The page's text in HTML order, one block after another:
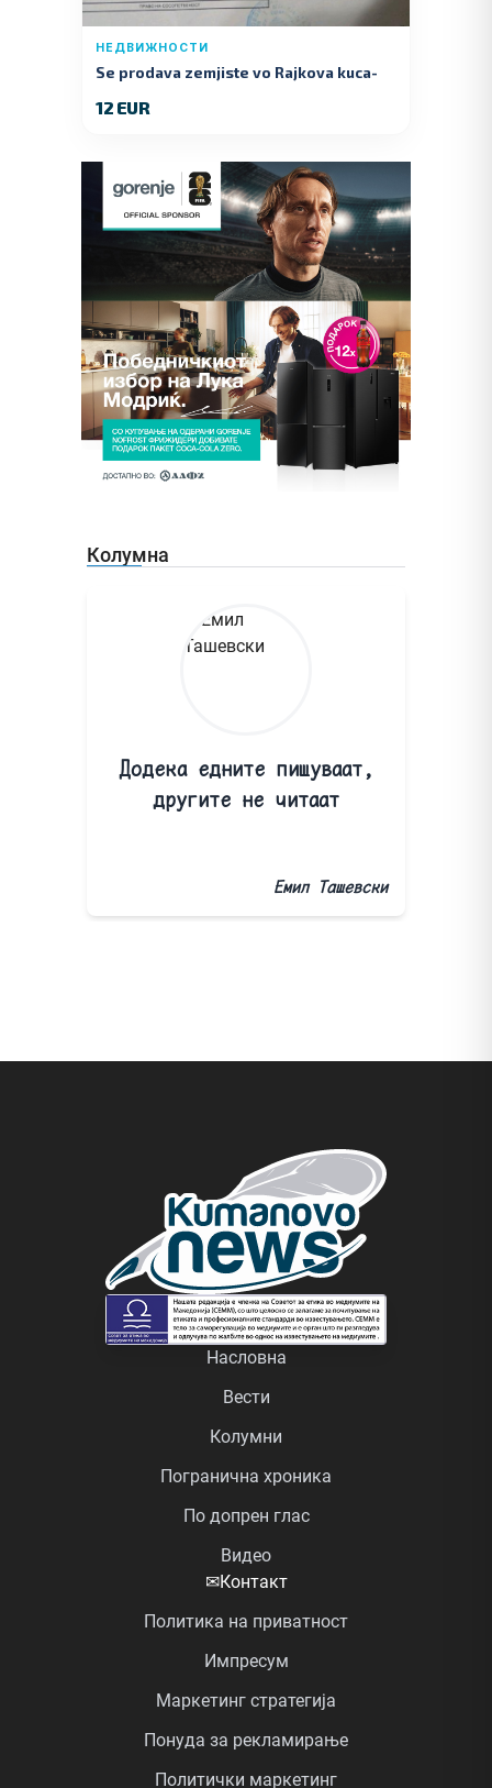
НЕДВИЖНОСТИ
Se prodava zemjiste vo Rajkova kuca-
12 EUR
Колумна
Додека едните пишуваат,
другите не читаат
Емил Ташевски
Насловна
Вести
Колумни
Погранична хроника
По допрен глас
Видео
✉Контакт
Политика на приватност
Импресум
Маркетинг стратегија
Понуда за рекламирање
Политички маркетинг